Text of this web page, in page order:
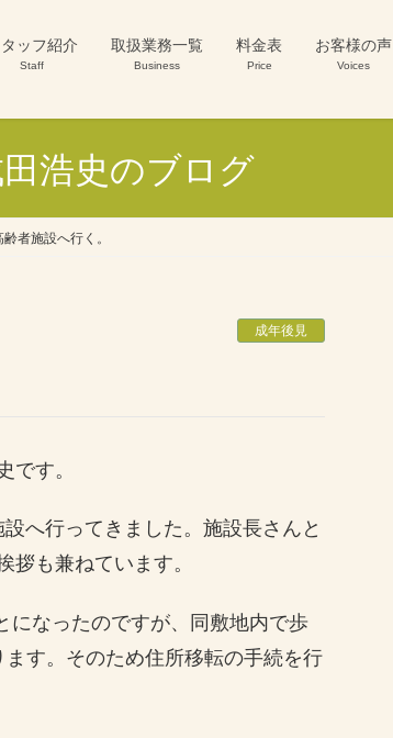
ッフ紹介
Staff
取扱業務一覧
Business
料金表
Price
お客様の声
Voices
浩史のブログ
者施設へ行く。
成年後見
です。
へ行ってきました。施設長さんと
も兼ねています。
なったのですが、同敷地内で歩
す。そのため住所移転の手続を行